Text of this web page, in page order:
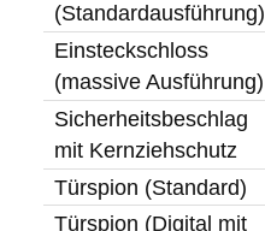
(Standardausführung)
Einsteckschloss
(massive Ausführung)
Sicherheitsbeschlag
mit Kernziehschutz
Türspion (Standard)
Türspion (Digital mit